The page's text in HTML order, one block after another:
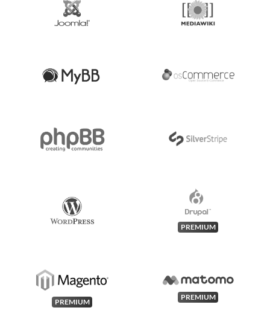
PREMIUM
PREMIUM
PREMIUM